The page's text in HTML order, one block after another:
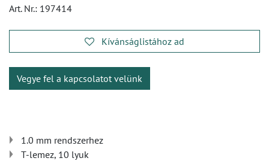
Art. Nr.: 197414
Kívánságlistához ad
Vegye fel a kapcsolatot velünk
1.0 mm rendszerhez
T-lemez, 10 lyuk